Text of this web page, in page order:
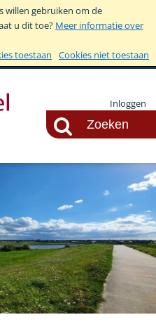
willen gebruiken om de
u dit toe? Meer informatie over
toestaan
Cookies niet toestaan
Inloggen